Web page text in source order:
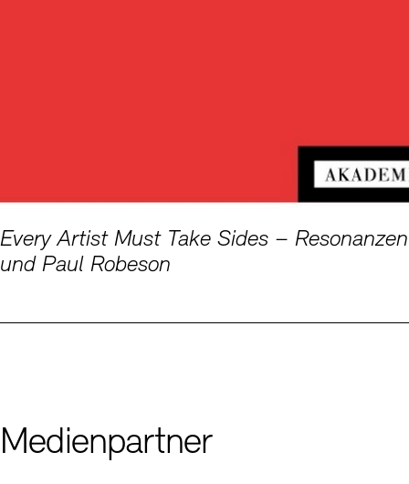
Every Artist Must Take Sides –
und Paul Robeson
Medienpartner